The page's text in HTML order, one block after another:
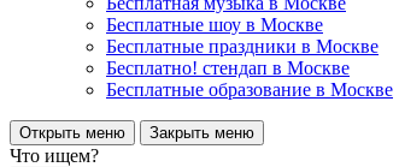
Бесплатные шоу в Москве
Бесплатные праздники в Москве
Бесплатно! стендап в Москве
Бесплатные образование в Москве
Открыть меню Закрыть меню
Что ищем?